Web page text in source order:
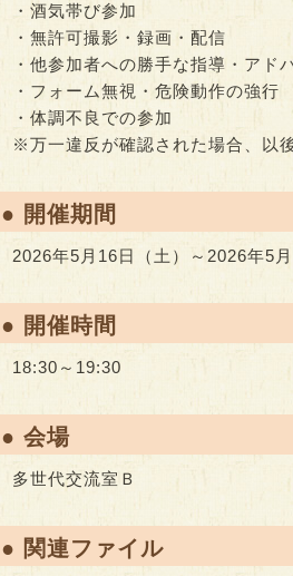
・酒気帯び参加
・無許可撮影・録画・配信
・他参加者への勝手な指導・アド
・フォーム無視・危険動作の強行
・体調不良での参加
※万一違反が確認された場合、以
● 開催期間
2026年5月16日（土）～2026年5月
● 開催時間
18:30～19:30
● 会場
多世代交流室Ｂ
● 関連ファイル